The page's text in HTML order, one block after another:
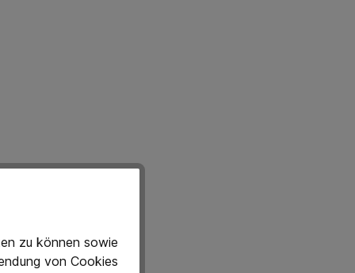
zu können sowie
von Cookies